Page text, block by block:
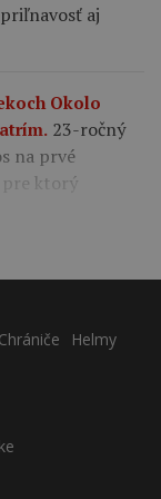
aj
Okolo
23-ročný
na prvé
pre ktorý
Chrániče
Helmy